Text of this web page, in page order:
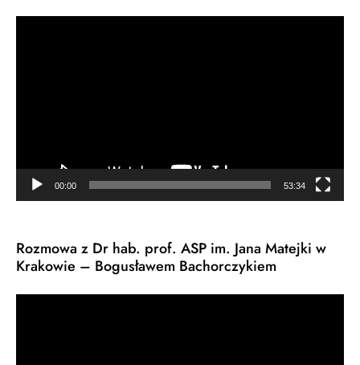
00:00 53:34
Rozmowa z Dr hab. prof. ASP im. Jana Matejki w
Krakowie – Bogusławem Bachorczykiem